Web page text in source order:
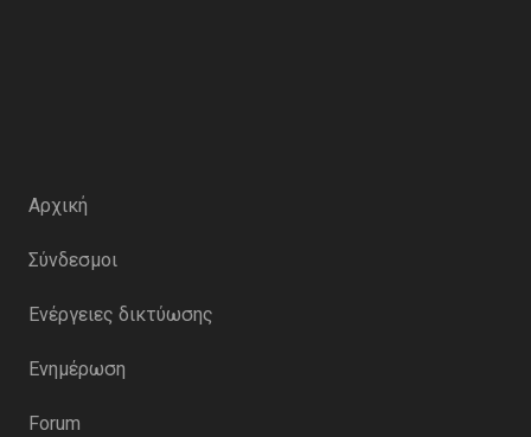
Αρχική
Σύνδεσμοι
Ενέργειες δικτύωσης
Ενημέρωση
Forum